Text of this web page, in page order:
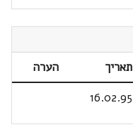
תאריך
הערה
16.02.95